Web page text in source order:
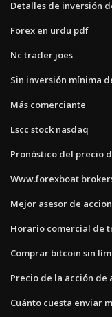
Detalles de inversión
Forex en urdu pdf
Nc trader joes
Sin inversión mínima
Más comerciante
Lscc stock nasdaq
Pronóstico del precio
Www.forexboat
Mejor asesor de
Horario comercial de
Comprar bitcoin sin
Precio de la acción de
Cuánto cuesta enviar